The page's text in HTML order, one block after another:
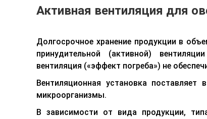
Активная вентиляция для
Долгосрочное хранение продукции в
принудительной (активной)
вентиляция («эффект погреба») не
Вентиляционная установка
микроорганизмы.
В зависимости от вида продукции,